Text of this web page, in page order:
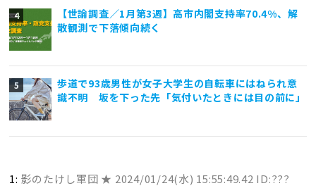
【世論調査／1月第3週】高市内閣支持率70.4%、解
散観測で下落傾向続く
歩道で93歳男性が女子大学生の自転車にはねられ意
識不明 坂を下った先「気付いたときには目の前に」
1: 影のたけし軍団 ★ 2024/01/24(水) 15:55:49.42 ID:???